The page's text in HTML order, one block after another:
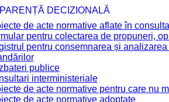
DECIZIONALĂ
de acte normative aflate în
pentru colectarea de propuneri,
pentru consemnarea și
publice
interministeriale
de acte normative pentru care nu
de acte normative adoptate